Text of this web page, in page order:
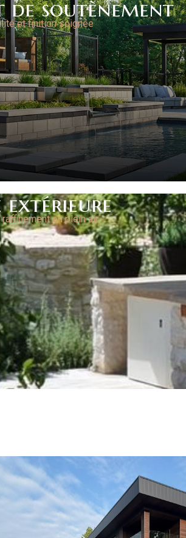
soutènement
et finition soignée
extérieure
en plein air